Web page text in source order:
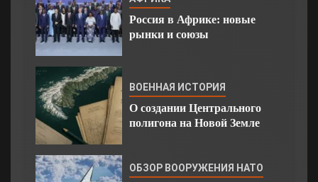
Россия в Африке: новые
рынки и союзы
ВОЕННАЯ ИСТОРИЯ
О создании Центрального
полигона на Новой Земле
ОБЗОР ВООРУЖЕНИЯ НАТО